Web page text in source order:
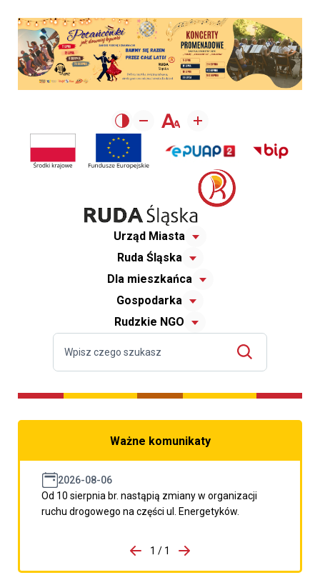
Urząd Miasta
Ruda Śląska
Dla mieszkańca
Gospodarka
Rudzkie NGO
Ważne komunikaty
2026-08-06
Od 10 sierpnia br. nastąpią zmiany w organizacji
ruchu drogowego na części ul. Energetyków.
porzpedniego komunikatu
1 / 1
Przejdź do następnego